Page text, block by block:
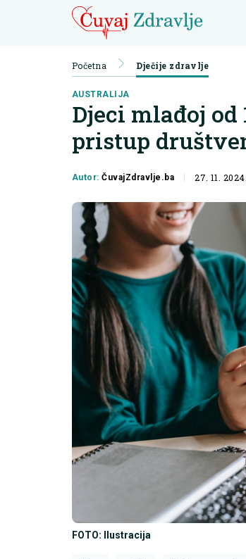
Početna Dječije zdravlje
AUSTRALIJA
Djeci mlađoj od
pristup
Autor:ČuvajZdravlje.ba 27. 11. 2024.
FOTO: Ilustracija